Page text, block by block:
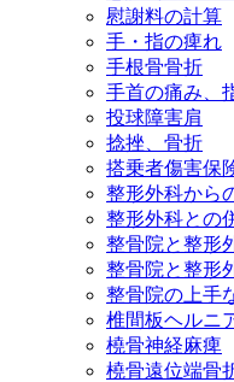
慰謝料の計算
手・指の痺れ
手根骨骨折
手首の痛み、
投球障害肩
捻挫、骨折
搭乗者傷害保
整形外科から
整形外科との
整骨院と整形
整骨院と整形
整骨院の上手
椎間板ヘルニ
橈骨神経麻痺
橈骨遠位端骨